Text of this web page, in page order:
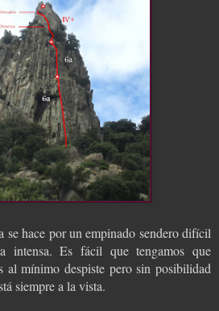
se hace por un empinado sendero difícil
intensa. Es fácil que tengamos que
al mínimo despiste pero sin posibilidad
siempre a la vista.